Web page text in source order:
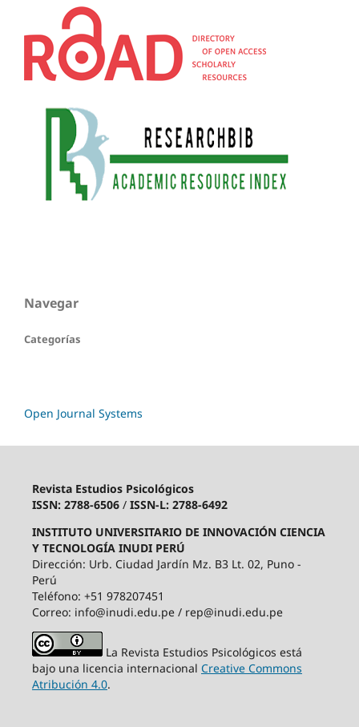
Navegar
Categorías
Open Journal Systems
Revista Estudios Psicológicos
ISSN: 2788-6506/ ISSN-L: 2788-6492
INSTITUTO UNIVERSITARIO DE INNOVACIÓN CIENCIA
Y TECNOLOGÍA INUDI PERÚ
Dirección: Urb. Ciudad Jardín Mz. B3 Lt. 02, Puno -
Perú
Teléfono: +51 978207451
Correo: info@inudi.edu.pe / rep@inudi.edu.pe
La Revista Estudios Psicológicos está
bajo una licencia internacional Creative Commons
Atribución 4.0.